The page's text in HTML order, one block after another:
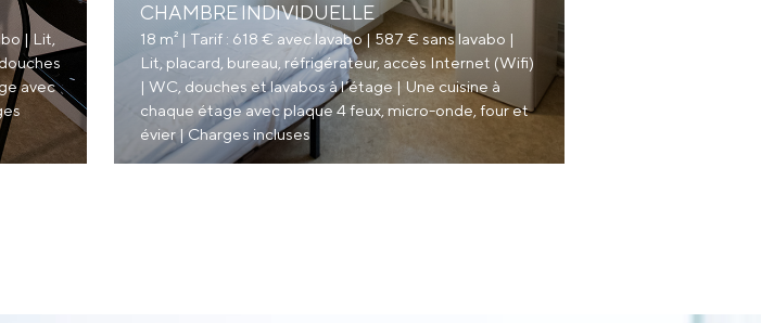
| Lit,
avec
CHAMBRE INDIVIDUELLE
18 m² | Tarif : 618 € avec lavabo | 587 € sans lavabo |
Lit, placard, bureau, réfrigérateur, accès Internet (Wifi)
| WC, douches et lavabos à l’étage | Une cuisine à
chaque étage avec plaque 4 feux, micro-onde, four et
évier | Charges incluses